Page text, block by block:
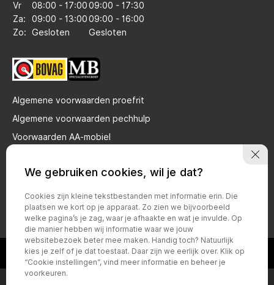
Vr
08:00 - 17:00
Za:
09:00 - 13:00
Zo:
Gesloten
09:00 - 17:30
09:00 - 16:00
Gesloten
Algemene voorwaarden proefrit
Algemene voorwaarden pechhulp
Voorwaarden AA-mobiel
Bovag voorwaarden particulier
Bovag voorwaarden zakelijk
Privacy policy
We gebruiken cookies, wil je dat?
Cookies zijn kleine tekstbestanden met informatie erin. Die
plaatsen we kort op je apparaat. Zo zien we bijvoorbeeld
welke pagina’s je zag, waar je afhaakte en wat je invulde. Op
die manier hebben wij informatie waar we jouw
websitebezoek beter mee maken. Handig toch? Natuurlijk
kies je zelf of je dat toestaat. Daar zijn we eerlijk over. Klik op
“Cookie instellingen”, vind meer informatie en beheer je
voorkeuren.